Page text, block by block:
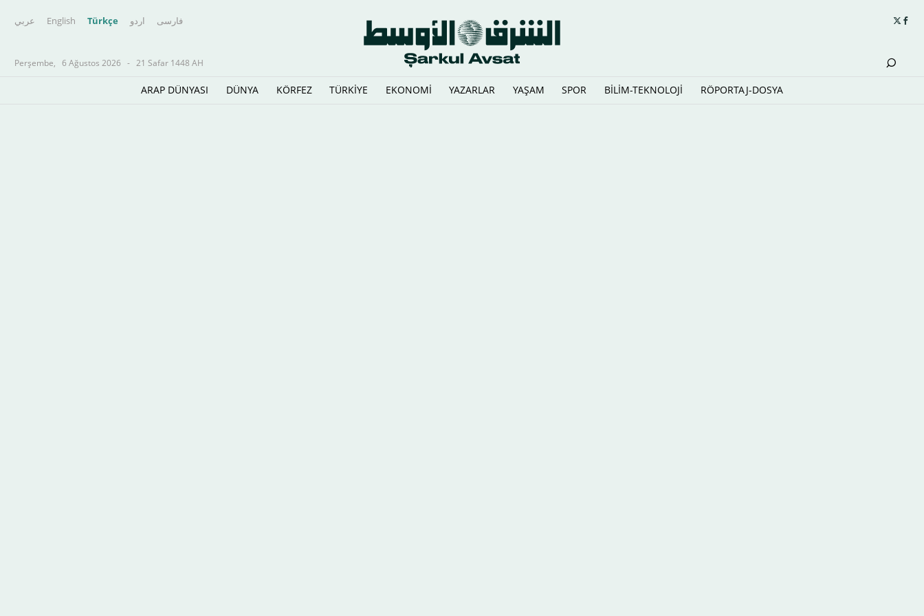
عربي English Türkçe اردو فارسى
Perşembe, 6 Ağustos 2026 - 21 Safar 1448 AH
ARAP DÜNYASI DÜNYA KÖRFEZ TÜRKİYE EKONOMİ YAZARLAR YAŞAM SPOR BİLİM-TEKNOLOJİ RÖPORTAJ-DOSYA